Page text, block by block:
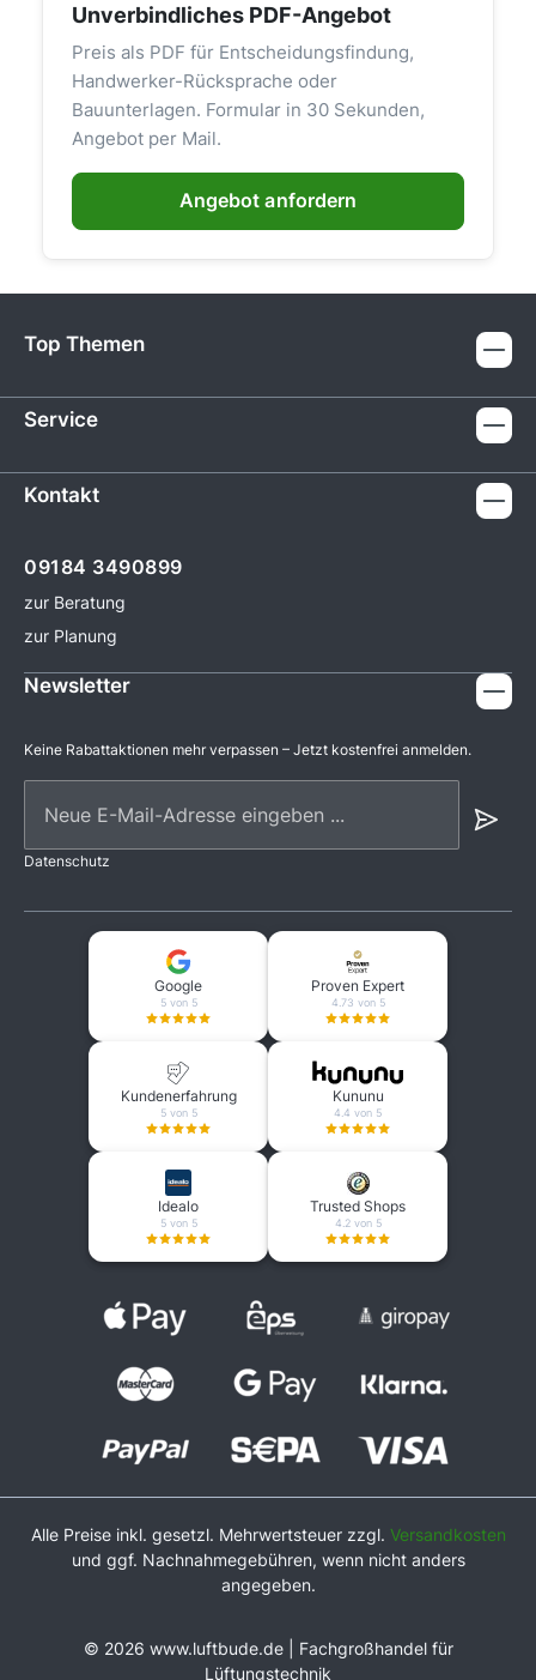
Unverbindliches PDF-Angebot
Preis als PDF für Entscheidungsfindung,
Handwerker-Rücksprache oder
Bauunterlagen. Formular in 30 Sekunden,
Angebot per Mail.
Angebot anfordern
Top Themen
Service
Kontakt
09184 3490899
zur Beratung
zur Planung
Newsletter
Keine Rabattaktionen mehr verpassen – Jetzt kostenfrei anmelden.
Datenschutz
Google
5 von 5
Proven Expert
4.73 von 5
Kundenerfahrung
5 von 5
Kununu
4.4 von 5
Idealo
5 von 5
Trusted Shops
4.2 von 5
Alle Preise inkl. gesetzl. Mehrwertsteuer zzgl. Versandkosten
und ggf. Nachnahmegebühren, wenn nicht anders
angegeben.
© 2026 www.luftbude.de | Fachgroßhandel für
Lüftungstechnik